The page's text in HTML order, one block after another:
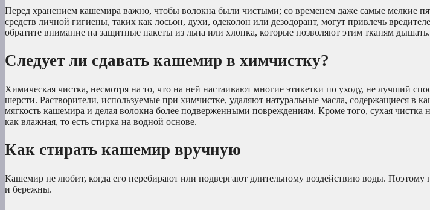
Перед хранением кашемира важно, чтобы волокна были чистыми; со временем даже самые мелкие
средств личной гигиены, таких как лосьон, духи, одеколон или дезодорант, могут привлечь
обратите внимание на защитные пакеты из льна или хлопка, которые позволяют этим тканям дышать.
Следует ли сдавать кашемир в химчистку?
Химическая чистка, несмотря на то, что на ней настаивают многие этикетки по уходу, не лучший
шерсти. Растворители, используемые при химчистке, удаляют натуральные масла, содержащиеся в
мягкость кашемира и делая волокна более подверженными повреждениям. Кроме того, сухая чистка
как влажная, то есть стирка на водной основе.
Как стирать кашемир вручную
Кашемир не любит, когда его перебирают или подвергают длительному воздействию воды. Поэтому
и бережны.